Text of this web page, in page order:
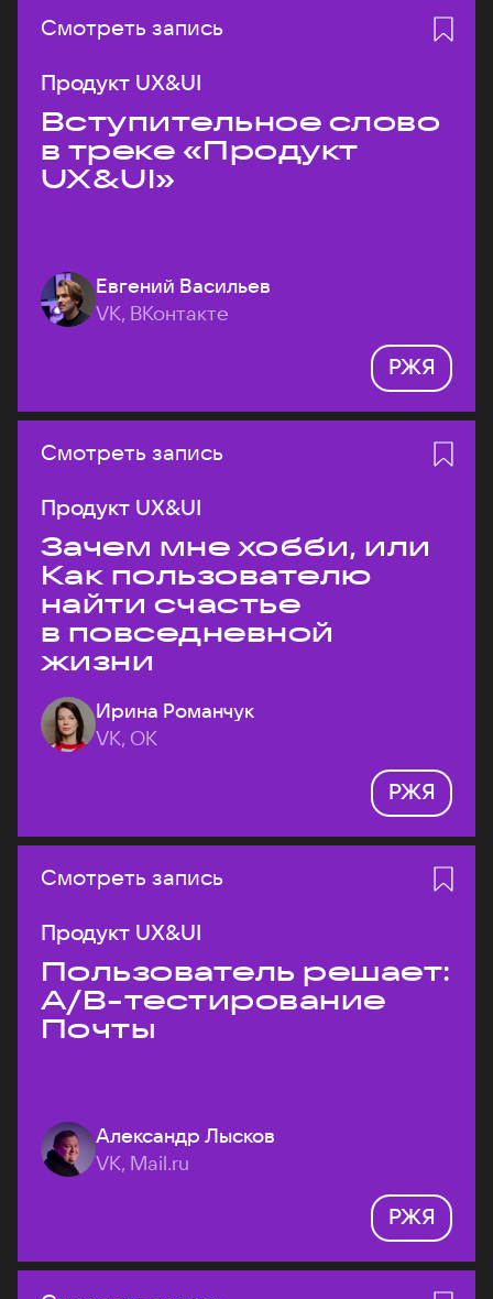
Смотреть запись
Продукт UX&UI
Вступительное слово
в треке «Продукт
UX&UI»
Евгений Васильев
VK, ВКонтакте
РЖЯ
Смотреть запись
Продукт UX&UI
Зачем мне хобби, или
Как пользователю
найти счастье
в повседневной
жизни
Ирина Романчук
VK, ОК
РЖЯ
Смотреть запись
Продукт UX&UI
Пользователь решает:
A/B-тестирование
Почты
Александр Лысков
VK, Mail.ru
РЖЯ